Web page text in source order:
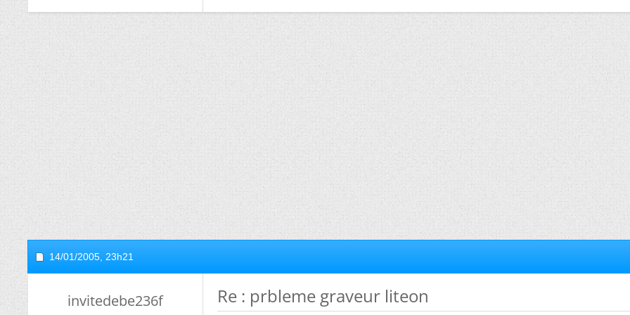
14/01/2005, 23h21
invitedebe236f Re : prbleme graveur liteon